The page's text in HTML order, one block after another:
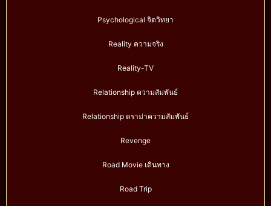
Psychological จิตวิทยา
Reality ความจริง
Reality-TV
Relationship ความสัมพันธ์
Relationship ดราม่าความสัมพันธ์
Revenge
Road Movie เดินทาง
Road Trip